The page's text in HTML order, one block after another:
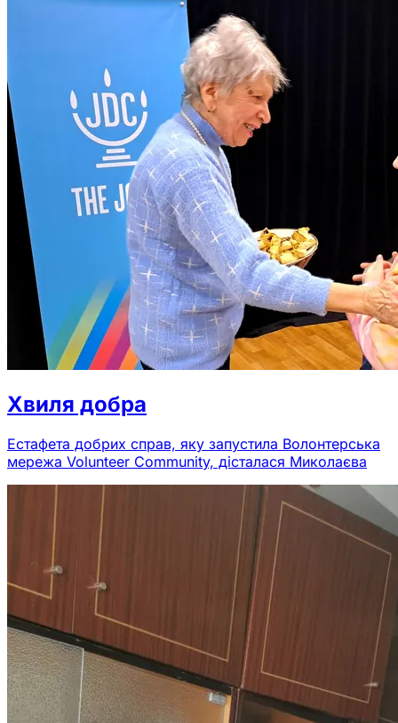
Хвиля добра
Естафета добрих справ, яку запустила Волонтерська
мережа Volunteer Community, дісталася Миколаєва